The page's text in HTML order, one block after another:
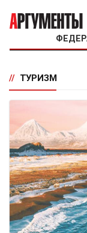
// ТУРИЗМ